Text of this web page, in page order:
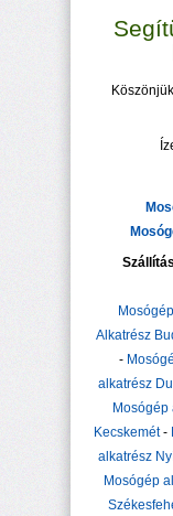
Alkatrész
-
alkatrész
Mosógép
Kecskemét-
alkatrész
Mosógép